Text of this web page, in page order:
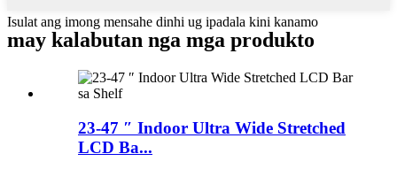
Isulat ang imong mensahe dinhi ug ipadala kini kanamo
may kalabutan nga mga produkto
23-47 ″ Indoor Ultra Wide Stretched
LCD Ba...